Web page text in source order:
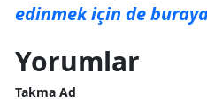
edinmek için de
Yorumlar
Takma Ad